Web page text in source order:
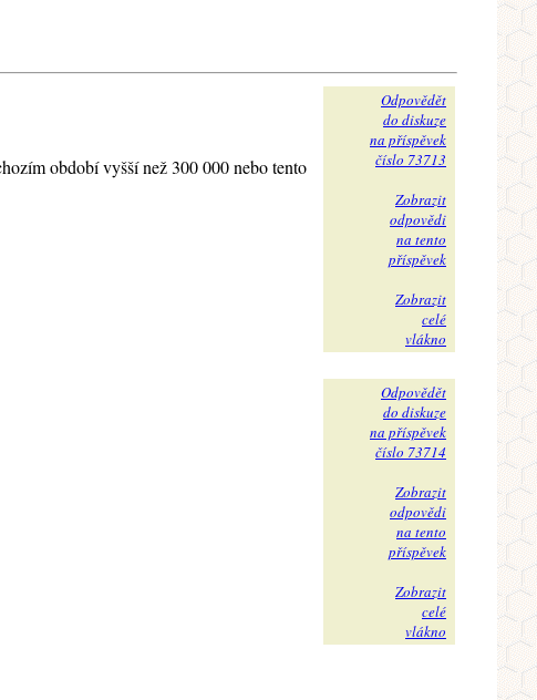
období vyšší než 300 000 nebo tento
Odpovědět
do diskuze
na příspěvek
číslo 73713
Zobrazit
odpovědi
na tento
příspěvek
Zobrazit
celé
vlákno
Odpovědět
do diskuze
na příspěvek
číslo 73714
Zobrazit
odpovědi
na tento
příspěvek
Zobrazit
celé
vlákno